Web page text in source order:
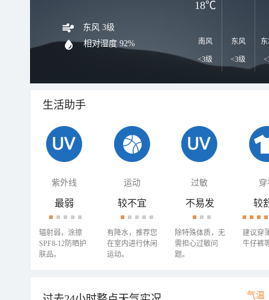
东风 3级
相对湿度 92% 南风
<3级
东风
<3级
18℃
生活助手
紫外线 运动 过敏 穿
最弱
辐射弱，涂擦
SPF8-12防晒护
肤品。
较不宜
有降水，推荐您
在室内进行休闲
运动。
不易发
除特殊体质，无
需担心过敏问
题。
较
建议穿
牛仔裤
气温